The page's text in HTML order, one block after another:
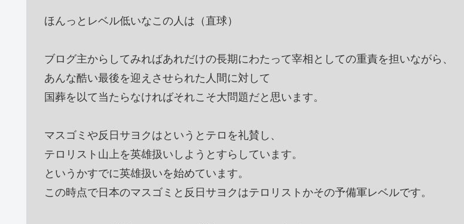
ほんっとレベル低いなこの人は（直球）
ブログ主からしてみればあれだけの長期にわたって宰相としての重責を担いながら、
あんな酷い最後を迎えさせられた人間に対して
国葬を以て当たらなければそれこそ大問題だと思います。
マスゴミや反日サヨクはというとテロを礼賛し、
テロリスト山上を英雄扱いしようとすらしています。
というかすでに英雄扱いを始めています。
この時点で日本のマスゴミと反日サヨクはテロリストかその予備軍レベルです。